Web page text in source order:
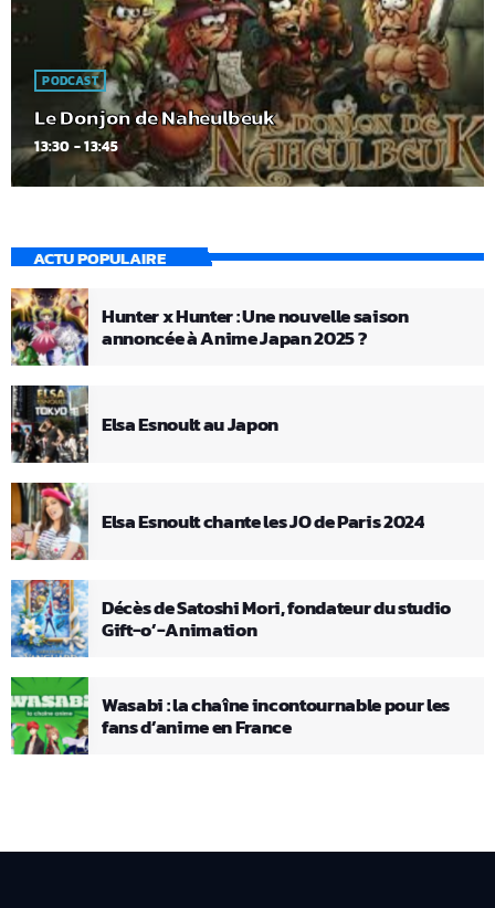
PODCAST
Le Donjon de Naheulbeuk
13:30 - 13:45
ACTU POPULAIRE
Hunter x Hunter : Une nouvelle saison
annoncée à Anime Japan 2025 ?
Elsa Esnoult au Japon
Elsa Esnoult chante les JO de Paris 2024
Décès de Satoshi Mori, fondateur du studio
Gift-o’-Animation
Wasabi : la chaîne incontournable pour les
fans d’anime en France